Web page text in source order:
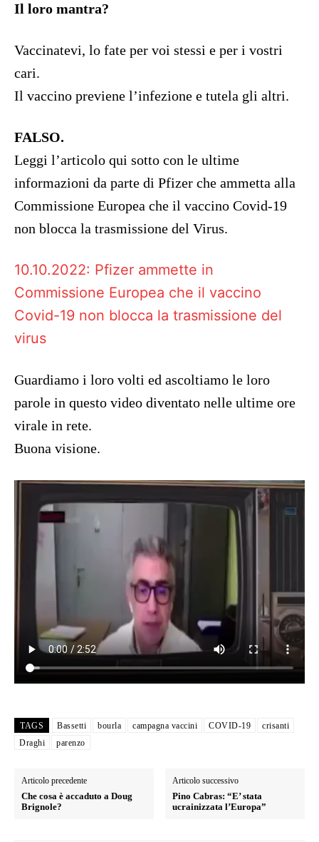
Il loro mantra?
Vaccinatevi, lo fate per voi stessi e per i vostri
cari.
Il vaccino previene l’infezione e tutela gli altri.
FALSO.
Leggi l’articolo qui sotto con le ultime
informazioni da parte di Pfizer che ammetta alla
Commissione Europea che il vaccino Covid-19
non blocca la trasmissione del Virus.
10.10.2022: Pfizer ammette in
Commissione Europea che il vaccino
Covid-19 non blocca la trasmissione del
virus
Guardiamo i loro volti ed ascoltiamo le loro
parole in questo video diventato nelle ultime ore
virale in rete.
Buona visione.
TAGS Bassetti bourla campagna vaccini COVID-19
crisanti
Draghi
parenzo
Articolo precedente
Che cosa è accaduto a Doug
Brignole?
Articolo successivo
Pino Cabras: “E’ stata
ucrainizzata l’Europa”